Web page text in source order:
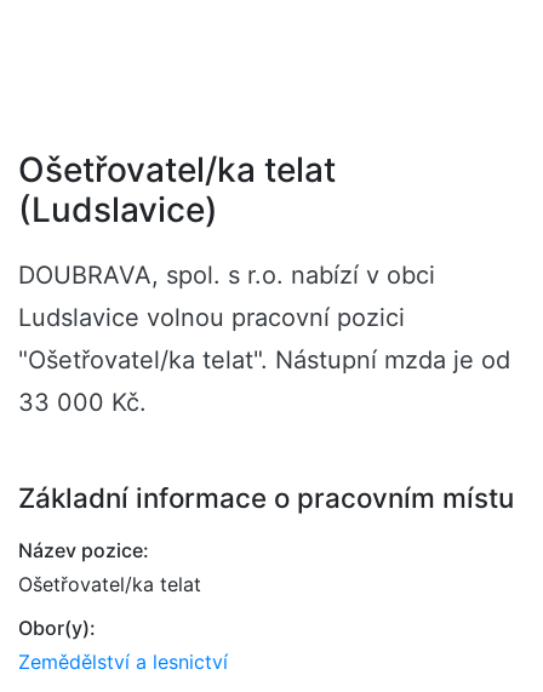
Ošetřovatel/ka telat
(Ludslavice)
DOUBRAVA, spol. s r.o. nabízí v obci
Ludslavice volnou pracovní pozici
"Ošetřovatel/ka telat". Nástupní mzda je od
33 000 Kč.
Základní informace o pracovním místu
Název pozice:
Ošetřovatel/ka telat
Obor(y):
Zemědělství a lesnictví